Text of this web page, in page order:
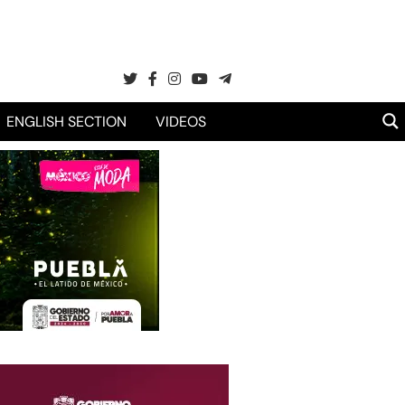
ENGLISH SECTION VIDEOS